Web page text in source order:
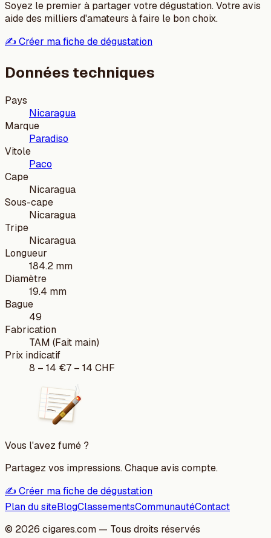
Soyez le premier à partager votre dégustation. Votre avis
aide des milliers d'amateurs à faire le bon choix.
✍️ Créer ma fiche de dégustation
Données techniques
Pays
Nicaragua
Marque
Paradiso
Vitole
Paco
Cape
Nicaragua
Sous-cape
Nicaragua
Tripe
Nicaragua
Longueur
184.2 mm
Diamètre
19.4 mm
Bague
49
Fabrication
TAM (Fait main)
Prix indicatif
8 – 14 €7 – 14 CHF
Vous l'avez fumé ?
Partagez vos impressions. Chaque avis compte.
✍️ Créer ma fiche de dégustation
Plan du siteBlogClassementsCommunautéContact
© 2026 cigares.com — Tous droits réservés